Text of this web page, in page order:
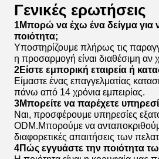
Γενικές ερωτήσεις
1Μπορώ να έχω ένα δείγμα για
ποιότητα;
Υποστηρίζουμε πλήρως τις
η προσαρμογή είναι διαθέσιμη αν
2Είστε εμπορική εταιρεία ή
Είμαστε ένας επαγγελματίας
πάνω από 14 χρόνια εμπειρίας.
3Μπορείτε να παρέχετε
Ναι, προσφέρουμε υπηρεσίες
ODM.Μπορούμε να
διαφορετικές απαιτήσεις των
4Πώς εγγυάστε την ποιότητα